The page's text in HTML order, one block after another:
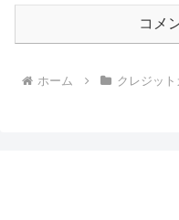
コメ
ホーム クレジット